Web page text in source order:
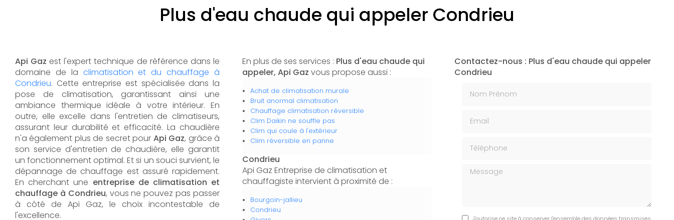
Plus d'eau chaude qui appeler Condrieu
Api Gaz est l'expert technique de référence dans le
domaine de la climatisation et du chauffage à
Condrieu. Cette entreprise est spécialisée dans la
pose de climatisation, garantissant ainsi une
ambiance thermique idéale à votre intérieur. En
outre, elle excelle dans l'entretien de climatiseurs,
assurant leur durabilité et efficacité. La chaudière
n'a également plus de secret pour Api Gaz, grâce à
son service d'entretien de chaudière, elle garantit
un fonctionnement optimal. Et si un souci survient, le
dépannage de chauffage est assuré rapidement.
En cherchant une entreprise de climatisation et
chauffage à Condrieu, vous ne pouvez pas passer
à côté de Api Gaz, le choix incontestable de
l'excellence.
En plus de ses services : Plus d'eau chaude qui
appeler, Api Gaz vous propose aussi :
Achat de climatisation murale
Bruit anormal climatisation
Chauffage climatisation réversible
Clim Daikin ne souffle pas
Clim qui coule à l'extérieur
Clim réversible en panne
Condrieu
Api Gaz Entreprise de climatisation et
chauffagiste intervient à proximité de :
Bourgoin-jallieu
Condrieu
Contactez-nous : Plus d'eau chaude qui appeler
Condrieu
Message
J'autorise ce site à conserver l'ensemble des données transmises